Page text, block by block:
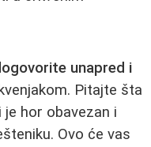
unapred i
Pitajte šta
je hor obavezan i
Ovo će vas